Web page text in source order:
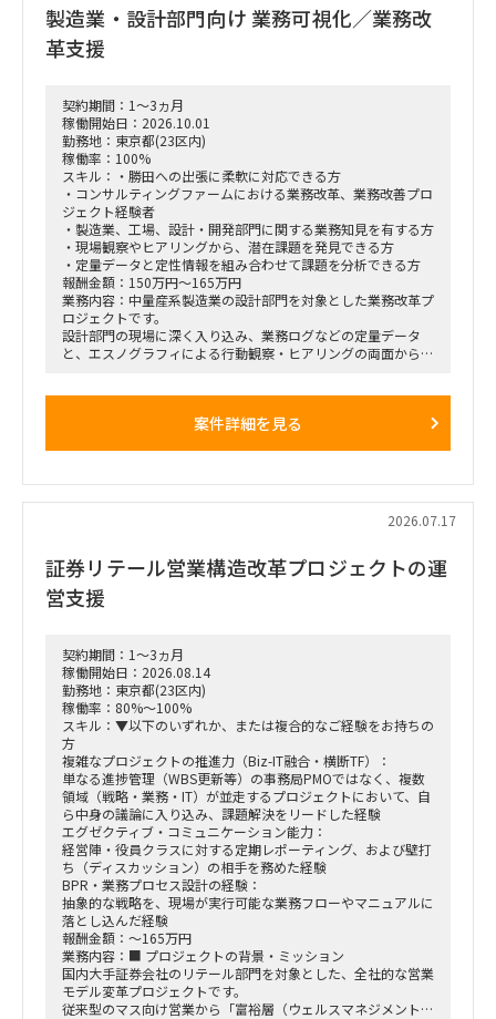
から）
■勤務先: 基本リモート ＋ 週1-2回各数時間程度、関東近辺の
拠点にて現地対応
増やしていく見通しです。
製造業・設計部門向け 業務可視化／業務改
革支援
契約期間：1～3ヵ月
稼働開始日：2026.10.01
勤務地：東京都(23区内)
稼働率：100%
スキル：・勝田への出張に柔軟に対応できる方
・コンサルティングファームにおける業務改革、業務改善プロ
ジェクト経験者
・製造業、工場、設計・開発部門に関する業務知見を有する方
・現場観察やヒアリングから、潜在課題を発見できる方
・定量データと定性情報を組み合わせて課題を分析できる方
報酬金額：150万円～165万円
業務内容：中量産系製造業の設計部門を対象とした業務改革プ
ロジェクトです。
設計部門の現場に深く入り込み、業務ログなどの定量データ
と、エスノグラフィによる行動観察・ヒアリングの両面から、
に対する改革提案および最終報告までを担います。
・設計部門のオフィス内における行動観察、エスノグラフィ調
・課題の分析、構造化およびボトルネックの特定
・改善施策および対策方針の立案
・改善施策における費用対効果の試算
ーション
■ポジション
・行動観察、ヒアリング、課題分析から施策立案までの実行
・調査・分析結果の構造化および資料化
・費用対効果の試算、ロードマップ策定
・下位メンバーのリードおよびタスク管理
・幹部層向け報告資料の作成、プレゼンテーション支援
■契約条件
・参画期間：2026年10月1日～2026年12月28日
または2027年1月31日まで
・稼働率：100％想定
■勤務地・働き方
・出張先：茨城県ひたちなか市・勝田駅周辺
・勝田への訪問頻度は週によって変動
・訪問が発生しない週もある一方、プロジェクト中盤は週3～
4日程度の出張が発生する可能性あり
・プロジェクト開始直後および終了前は、出張頻度が比較的少
なくなる想定
案件詳細を見る
2026.07.17
証券リテール営業構造改革プロジェクトの運
営支援
契約期間：1～3ヵ月
稼働開始日：2026.08.14
勤務地：東京都(23区内)
稼働率：80%～100%
スキル：▼以下のいずれか、または複合的なご経験をお持ちの
方
複雑なプロジェクトの推進力（Biz-IT融合・横断TF）：
単なる進捗管理（WBS更新等）の事務局PMOではなく、複数
領域（戦略・業務・IT）が並走するプロジェクトにおいて、自
ら中身の議論に入り込み、課題解決をリードした経験
エグゼクティブ・コミュニケーション能力：
経営陣・役員クラスに対する定期レポーティング、および壁打
ち（ディスカッション）の相手を務めた経験
BPR・業務プロセス設計の経験：
抽象的な戦略を、現場が実行可能な業務フローやマニュアルに
落とし込んだ経験
報酬金額：～165万円
業務内容：■ プロジェクトの背景・ミッション
国内大手証券会社のリテール部門を対象とした、全社的な営業
モデル変革プロジェクトです。
従来型のマス向け営業から「富裕層（ウェルスマネジメント）